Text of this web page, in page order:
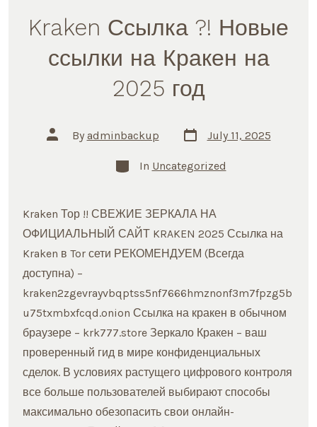
Kraken Ссылка ?! Новые
ссылки на Кракен на
2025 год
Post
author
By adminbackup
Post
date
July 11, 2025
Categories
In Uncategorized
Kraken Тор !! СВЕЖИЕ ЗЕРКАЛА НА
ОФИЦИАЛЬНЫЙ САЙТ KRAKEN 2025 Ссылка на
Kraken в Tor сети РЕКОМЕНДУЕМ (Всегда
доступна) –
kraken2zgevrayvbqptss5nf7666hmznonf3m7fpzg5b
u75txmbxfcqd.onion Ссылка на кракен в обычном
браузере – krk777.store Зеркало Кракен – ваш
проверенный гид в мире конфиденциальных
сделок. В условиях растущего цифрового контроля
все больше пользователей выбирают способы
максимально обезопасить свои онлайн-